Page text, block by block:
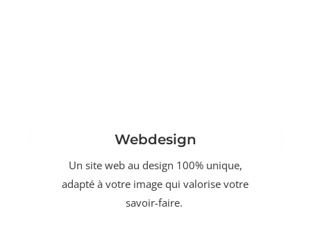
Webdesign
Un site web au design 100% unique,
adapté à votre image qui valorise votre
savoir-faire.